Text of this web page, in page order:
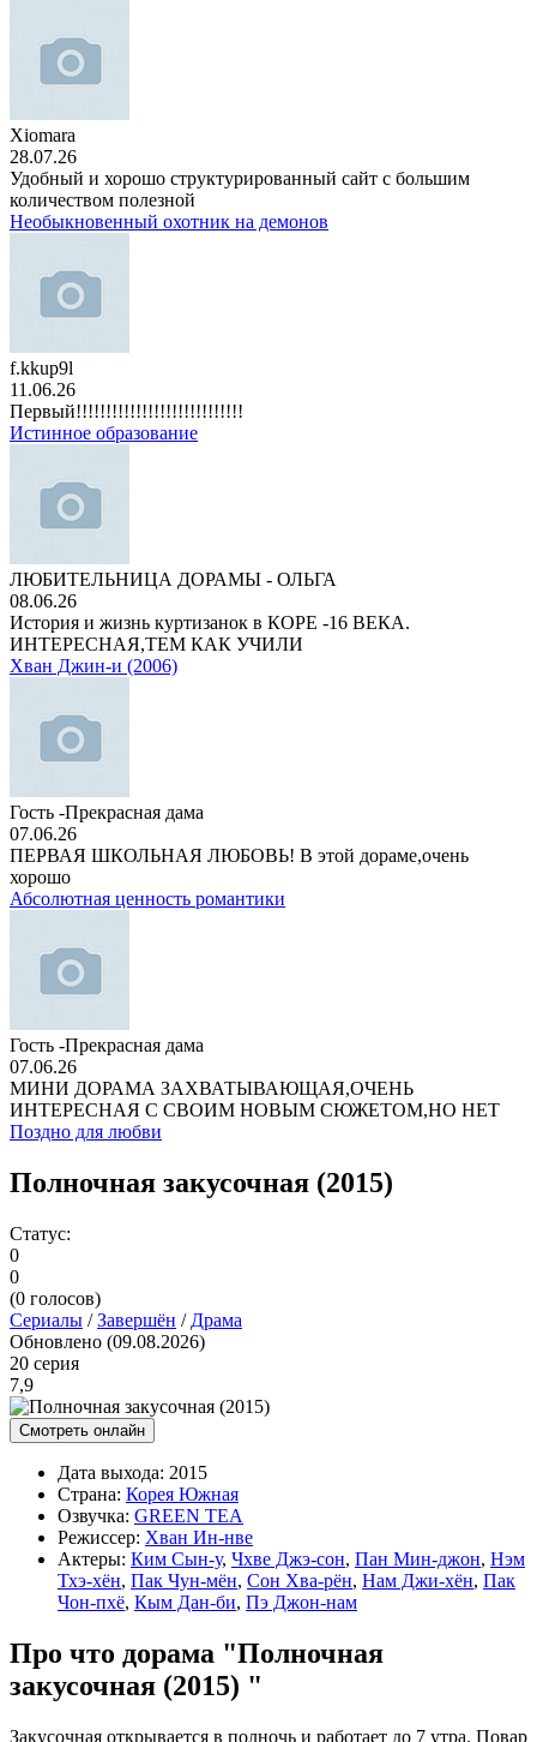
Xiomara
28.07.26
Удобный и хорошо структурированный сайт с большим
количеством полезной
Необыкновенный охотник на демонов
f.kkup9l
11.06.26
Первый!!!!!!!!!!!!!!!!!!!!!!!!!!!!
Истинное образование
ЛЮБИТЕЛЬНИЦА ДОРАМЫ - ОЛЬГА
08.06.26
История и жизнь куртизанок в КОРЕ -16 ВЕКА.
ИНТЕРЕСНАЯ,ТЕМ КАК УЧИЛИ
Хван Джин-и (2006)
Гость -Прекрасная дама
07.06.26
ПЕРВАЯ ШКОЛЬНАЯ ЛЮБОВЬ! В этой дораме,очень
хорошо
Абсолютная ценность романтики
Гость -Прекрасная дама
07.06.26
МИНИ ДОРАМА ЗАХВАТЫВАЮЩАЯ,ОЧЕНЬ
ИНТЕРЕСНАЯ С СВОИМ НОВЫМ СЮЖЕТОМ,НО НЕТ
Поздно для любви
Полночная закусочная (2015)
Статус:
0
0
(0 голосов)
Сериалы /Завершён / Драма
Обновлено (09.08.2026)
20 серия
7,9
Смотреть онлайн
Дата выхода: 2015
Страна: Корея Южная
Озвучка: GREEN TEA
Режиссер: Хван Ин-нве
Актеры: Ким Сын-у, Чхве Джэ-сон, Пан Мин-джон, Нэм
Тхэ-хён, Пак Чун-мён, Сон Хва-рён, Нам Джи-хён, Пак
Чон-пхё, Кым Дан-би, Пэ Джон-нам
Про что дорама "Полночная
закусочная (2015) "
Закусочная открывается в полночь и работает до 7 утра. Повар